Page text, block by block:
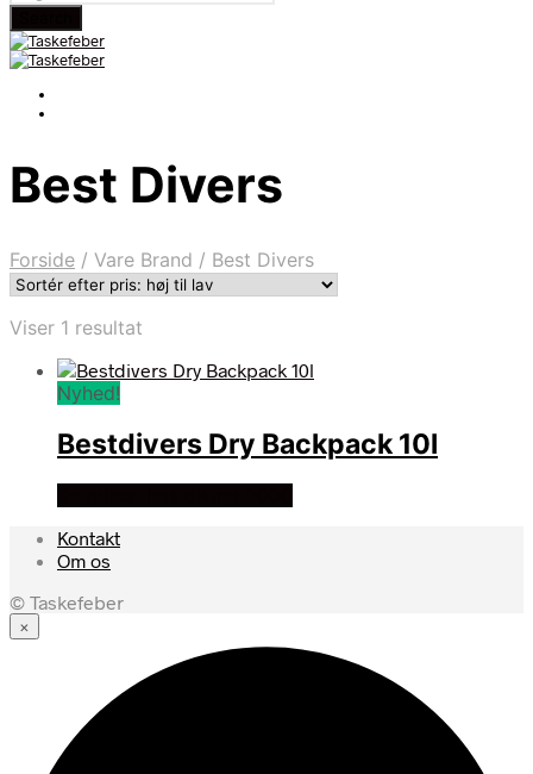
Best Divers
Forside / Vare Brand / Best Divers
Viser 1 resultat
Nyhed!
Bestdivers Dry Backpack 10l
Kontakt
Om os
© Taskefeber
×